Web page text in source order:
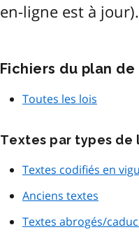
en-ligne est à jour).
Fichiers du plan de
Toutes les lois
Textes par types de
Textes codifiés en
Anciens textes
Textes abrogés/